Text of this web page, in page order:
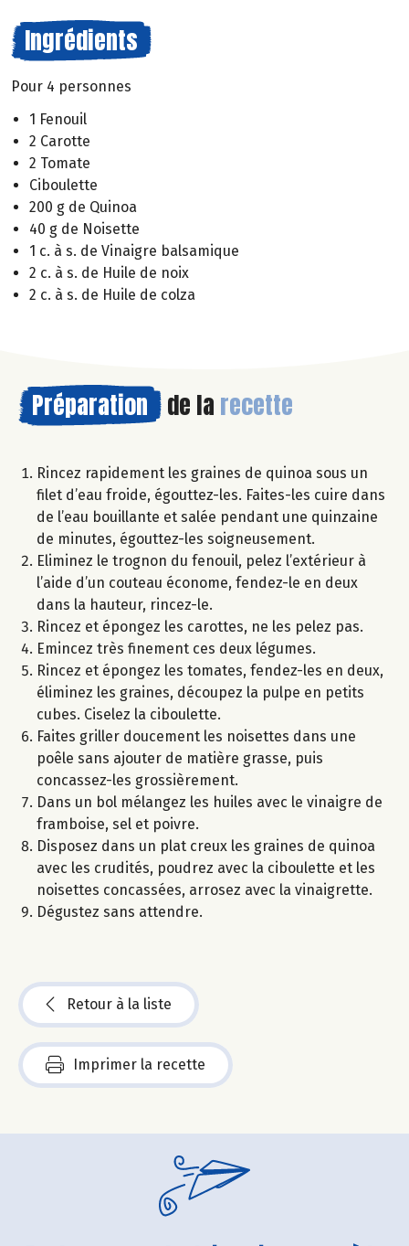
Ingrédients
Pour 4 personnes
1 Fenouil
2 Carotte
2 Tomate
Ciboulette
200 g de Quinoa
40 g de Noisette
1 c. à s. de Vinaigre balsamique
2 c. à s. de Huile de noix
2 c. à s. de Huile de colza
Préparation de la recette
Rincez rapidement les graines de quinoa sous un
filet d’eau froide, égouttez-les. Faites-les cuire dans
de l’eau bouillante et salée pendant une quinzaine
de minutes, égouttez-les soigneusement.
Eliminez le trognon du fenouil, pelez l’extérieur à
l’aide d’un couteau économe, fendez-le en deux
dans la hauteur, rincez-le.
Rincez et épongez les carottes, ne les pelez pas.
Emincez très finement ces deux légumes.
Rincez et épongez les tomates, fendez-les en deux,
éliminez les graines, découpez la pulpe en petits
cubes. Ciselez la ciboulette.
Faites griller doucement les noisettes dans une
poêle sans ajouter de matière grasse, puis
concassez-les grossièrement.
Dans un bol mélangez les huiles avec le vinaigre de
framboise, sel et poivre.
Disposez dans un plat creux les graines de quinoa
avec les crudités, poudrez avec la ciboulette et les
noisettes concassées, arrosez avec la vinaigrette.
Dégustez sans attendre.
Retour à la liste
Imprimer la recette